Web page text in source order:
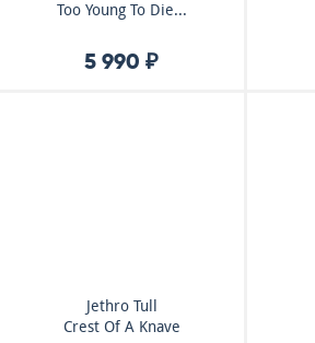
Too Young To Die...
5 990 ₽
Jethro Tull
Crest Of A Knave